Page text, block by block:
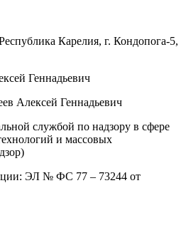
Карелия, г. Кондопога-5,
Геннадьевич
Алексей Геннадьевич
службой по надзору в сфере
и массовых
ЭЛ № ФС 77 – 73244 от